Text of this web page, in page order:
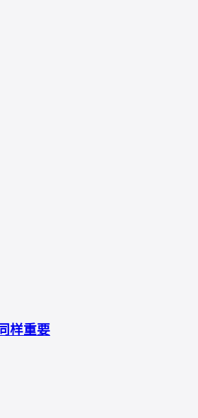
样重要